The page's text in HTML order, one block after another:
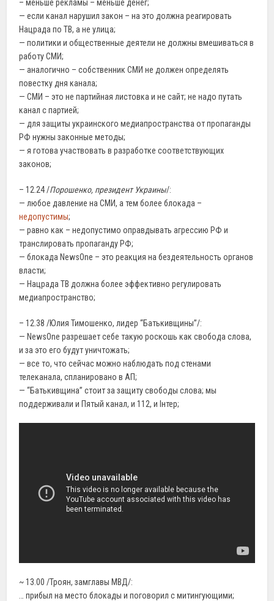
– меньше рекламы – меньше денег;
— если канал нарушил закон – на это должна реагировать
Нацрада по ТВ, а не улица;
— политики и общественные деятели не должны вмешиваться в
работу СМИ;
— аналогично – собственник СМИ не должен определять
повестку дня канала;
— СМИ – это не партийная листовка и не сайт; не надо путать
канал с партией;
— для защиты украинского медиапространства от пропаганды
РФ нужны законные методы;
— я готова участвовать в разработке соответствующих
законов;
– 12.24 /Порошенко, президент Украины/:
— любое давление на СМИ, а тем более блокада –
недопустимы;
— равно как – недопустимо оправдывать агрессию РФ и
транслировать пропаганду РФ;
— блокада NewsOne – это реакция на бездеятельность органов
власти;
— Нацрада ТВ должна более эффективно регулировать
медиапространство;
– 12.38 /Юлия Тимошенко, лидер “Батькивщины”/:
— NewsOne разрешает себе такую роскошь как свобода слова,
и за это его будут уничтожать;
— все то, что сейчас можно наблюдать под стенами
телеканала, спланировано в АП;
— “Батькивщина” стоит за защиту свободы слова; мы
поддерживали и Пятый канал, и 112, и Iнтер;
~ 13.00 /Троян, замглавы МВД/:
… прибыл на место блокады и поговорил с митингующими;